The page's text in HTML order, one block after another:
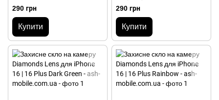
290 грн
Купити
290 грн
Купити